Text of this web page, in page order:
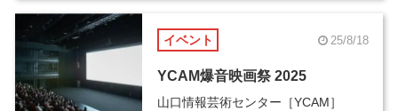
イベント 25/8/18
YCAM爆音映画祭 2025
山口情報芸術センター［YCAM］